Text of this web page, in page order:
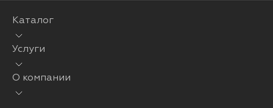
Каталог
Услуги
О компании